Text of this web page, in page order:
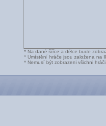
* Na dané šířce a délce bude
* Umístění hráče jsou založena na
* Nemusí být zobrazeni všichni